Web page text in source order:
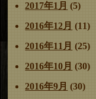
2017年1月 (5)
2016年12月 (11)
2016年11月 (25)
2016年10月 (30)
2016年9月 (30)